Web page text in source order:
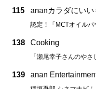
115 ananカラダにい
認定！「MCTオイルパ
138 Cooking
「瀬尾幸子さんのやさ
139 anan